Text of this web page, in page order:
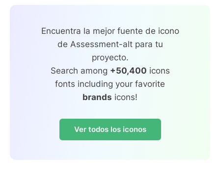
Encuentra la mejor fuente de icono
de Assessment-alt para tu
proyecto.
Search among +50,400 icons
fonts including your favorite
brands icons!
Ver todos los iconos